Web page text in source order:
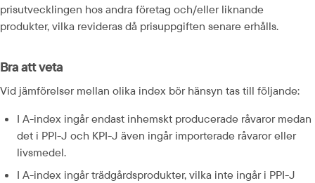
prisutvecklingen hos andra företag och/eller liknande
produkter, vilka revideras då prisuppgiften senare erhålls.
Bra att veta
Vid jämförelser mellan olika index bör hänsyn tas till följande:
I A-index ingår endast inhemskt producerade råvaror medan
det i PPI-J och KPI-J även ingår importerade råvaror eller
livsmedel.
I A-index ingår trädgårdsprodukter, vilka inte ingår i PPI-J